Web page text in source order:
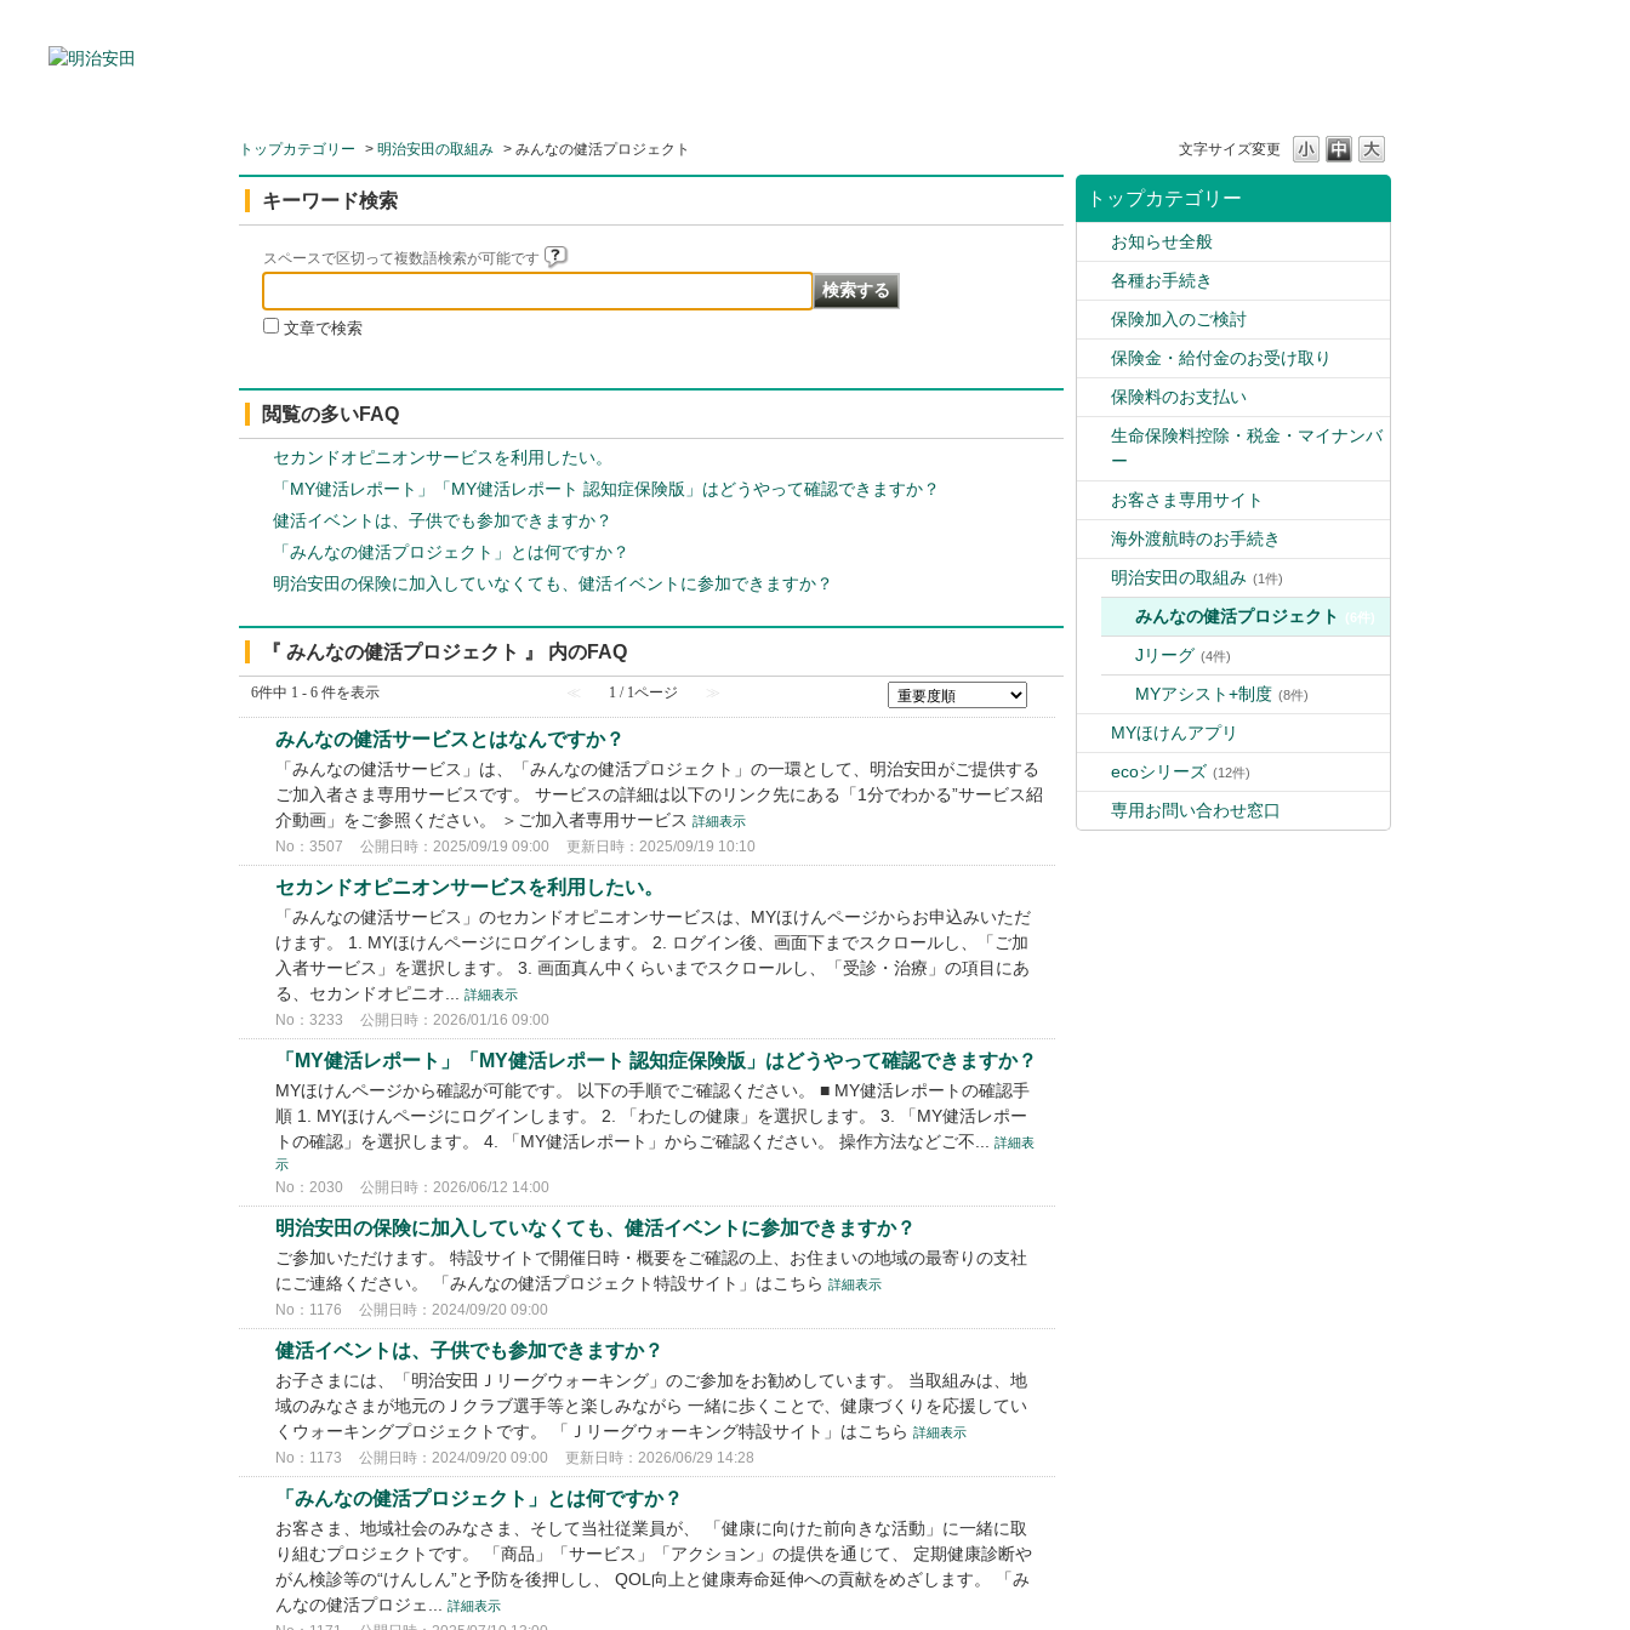
文字サイズ変更
トップカテゴリー > 明治安田の取組み > みんなの健活プロジェクト
トップカテゴリー
お知らせ全般
各種お手続き
保険加入のご検討
保険金・給付金のお受け取り
保険料のお支払い
生命保険料控除・税金・マイナンバ
ー
お客さま専用サイト
海外渡航時のお手続き
明治安田の取組み (1件)
みんなの健活プロジェクト (6件)
Jリーグ (4件)
MYアシスト+制度 (8件)
MYほけんアプリ
ecoシリーズ (12件)
専用お問い合わせ窓口
キーワード検索
スペースで区切って複数語検索が可能です
文章で検索
閲覧の多いFAQ
セカンドオピニオンサービスを利用したい。
「MY健活レポート」「MY健活レポート 認知症保険版」はどうやって確認できますか？
健活イベントは、子供でも参加できますか？
「みんなの健活プロジェクト」とは何ですか？
明治安田の保険に加入していなくても、健活イベントに参加できますか？
『 みんなの健活プロジェクト 』 内のFAQ
6件中 1 - 6 件を表示 ≪ 1 / 1ページ ≫
みんなの健活サービスとはなんですか？
「みんなの健活サービス」は、「みんなの健活プロジェクト」の一環として、明治安田がご提供する
ご加入者さま専用サービスです。 サービスの詳細は以下のリンク先にある「1分でわかる”サービス紹
介動画」をご参照ください。 ＞ご加入者専用サービス 詳細表示
No：3507 公開日時：2025/09/19 09:00 更新日時：2025/09/19 10:10
セカンドオピニオンサービスを利用したい。
「みんなの健活サービス」のセカンドオピニオンサービスは、MYほけんページからお申込みいただ
けます。 1. MYほけんページにログインします。 2. ログイン後、画面下までスクロールし、「ご加
入者サービス」を選択します。 3. 画面真ん中くらいまでスクロールし、「受診・治療」の項目にあ
る、セカンドオピニオ...
詳細表示
No：3233 公開日時：2026/01/16 09:00
「MY健活レポート」「MY健活レポート 認知症保険版」はどうやって確認できますか？
MYほけんページから確認が可能です。 以下の手順でご確認ください。 ■ MY健活レポートの確認手
順 1. MYほけんページにログインします。 2. 「わたしの健康」を選択します。 3. 「MY健活レポー
トの確認」を選択します。 4. 「MY健活レポート」からご確認ください。 操作方法などご不...
詳細表
示
No：2030 公開日時：2026/06/12 14:00
明治安田の保険に加入していなくても、健活イベントに参加できますか？
ご参加いただけます。 特設サイトで開催日時・概要をご確認の上、お住まいの地域の最寄りの支社
にご連絡ください。 「みんなの健活プロジェクト特設サイト」はこちら 詳細表示
No：1176 公開日時：2024/09/20 09:00
健活イベントは、子供でも参加できますか？
お子さまには、「明治安田Ｊリーグウォーキング」のご参加をお勧めしています。 当取組みは、地
域のみなさまが地元のＪクラブ選手等と楽しみながら 一緒に歩くことで、健康づくりを応援してい
くウォーキングプロジェクトです。 「Ｊリーグウォーキング特設サイト」はこちら 詳細表示
No：1173 公開日時：2024/09/20 09:00 更新日時：2026/06/29 14:28
「みんなの健活プロジェクト」とは何ですか？
お客さま、地域社会のみなさま、そして当社従業員が、 「健康に向けた前向きな活動」に一緒に取
り組むプロジェクトです。 「商品」「サービス」「アクション」の提供を通じて、 定期健康診断や
がん検診等の“けんしん”と予防を後押しし、 QOL向上と健康寿命延伸への貢献をめざします。 「み
んなの健活プロジェ...
詳細表示